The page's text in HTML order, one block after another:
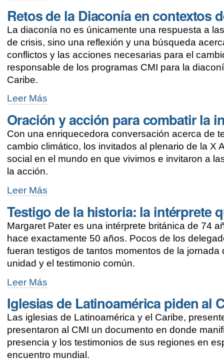
Pacífico
claman
atención
al
desplazamiento
por
cambio
climático
Retos de la Diaconía en contextos
La diaconía no es únicamente una respuesta a
de crisis, sino una reflexión y una búsqueda
conflictos y las acciones necesarias para el
responsable de los programas CMI para la
Caribe.
Retos
de
la
Diaconía
en
contextos
exclusión
Leer Más
Oración y acción para combatir la
Con una enriquecedora conversación acerca de
cambio climático, los invitados al plenario de la X
social en el mundo en que vivimos e invitaron a
la acción.
Oración
y
acción
para
combatir
la
-
Leer Más
Testigo de la historia: la intérprete
Margaret Pater es una intérprete británica de 74
hace exactamente 50 años. Pocos de los
fueran testigos de tantos momentos de la
unidad y el testimonio común.
Testigo
de
la
historia:
la
intérprete
que
participó
en
Leer Más
Iglesias de Latinoamérica piden al
Las iglesias de Latinoamérica y el Caribe,
presentaron al CMI un documento en donde
presencia y los testimonios de sus regiones en
encuentro mundial.